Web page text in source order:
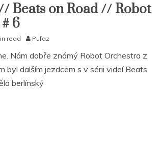
Beats on Road // Robot
6
read Pufaz
Nám dobře známý Robot Orchestra z
byl dalším jezdcem s v sérii videí Beats
berlínský